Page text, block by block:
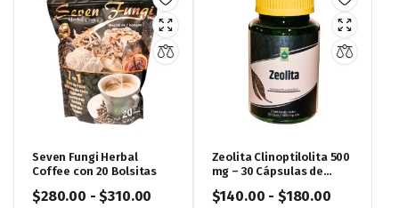
Seven Fungi Herbal
Coffee con 20 Bolsitas
$280.00 -$310.00
Zeolita Clinoptilolita 500
mg – 30 Cápsulas de
$140.00 - $180.00